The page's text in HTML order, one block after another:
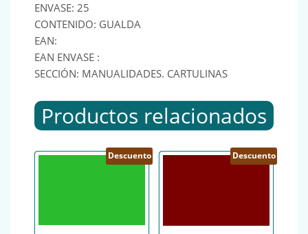
ENVASE: 25
CONTENIDO: GUALDA
EAN:
EAN ENVASE :
SECCIÓN: MANUALIDADES. CARTULINAS
Productos relacionados
Descuento Descuento